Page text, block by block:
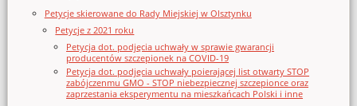
Petycje skierowane do Rady Miejskiej w Olsztynku
Petycje z 2021 roku
Petycja dot. podjęcia uchwały w sprawie gwarancji
producentów szczepionek na COVID-19
Petycja dot. podjęcia uchwały poierającej list otwarty STOP
zabójczenmu GMO - STOP niebezpiecznej szczepionce oraz
zaprzestania eksperymentu na mieszkańcach Polski i inne